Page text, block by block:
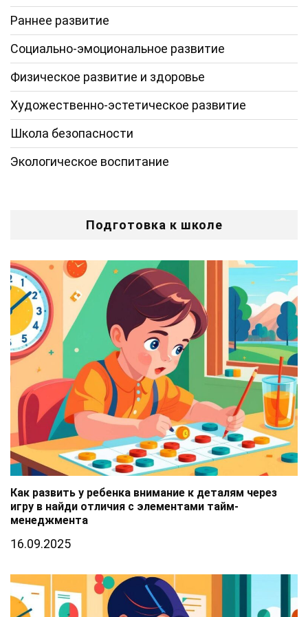
Раннее развитие
Социально-эмоциональное развитие
Физическое развитие и здоровье
Художественно-эстетическое развитие
Школа безопасности
Экологическое воспитание
Подготовка к школе
Как развить у ребенка внимание к деталям через
игру в найди отличия с элементами тайм-
менеджмента
16.09.2025